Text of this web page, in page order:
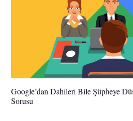
Google’dan Dahileri Bile Şüpheye
Sorusu